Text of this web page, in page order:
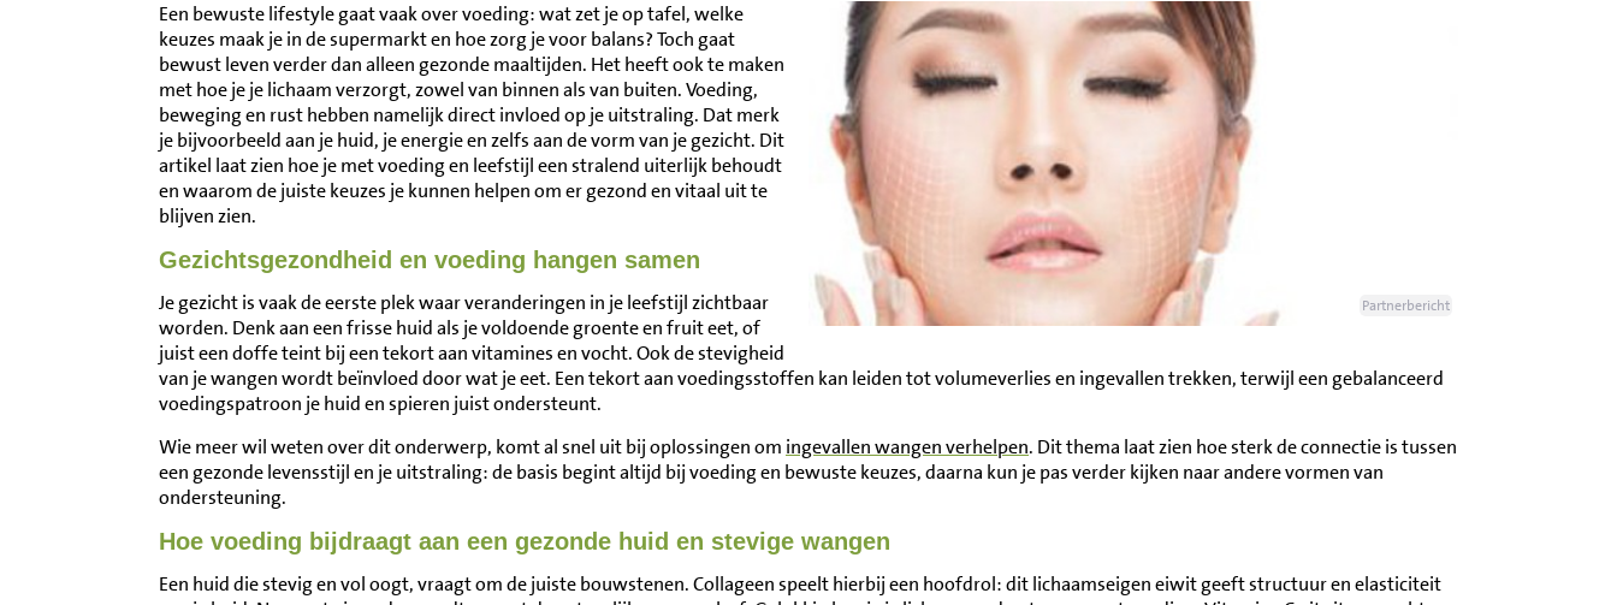
Informatie
Disclaimer
Partnerbericht
Een bewuste lifestyle gaat vaak over voeding: wat zet je op tafel, welke
keuzes maak je in de supermarkt en hoe zorg je voor balans? Toch gaat
bewust leven verder dan alleen gezonde maaltijden. Het heeft ook te maken
met hoe je je lichaam verzorgt, zowel van binnen als van buiten. Voeding,
beweging en rust hebben namelijk direct invloed op je uitstraling. Dat merk
je bijvoorbeeld aan je huid, je energie en zelfs aan de vorm van je gezicht. Dit
artikel laat zien hoe je met voeding en leefstijl een stralend uiterlijk behoudt
en waarom de juiste keuzes je kunnen helpen om er gezond en vitaal uit te
blijven zien.
Gezichtsgezondheid en voeding hangen samen
Je gezicht is vaak de eerste plek waar veranderingen in je leefstijl zichtbaar
worden. Denk aan een frisse huid als je voldoende groente en fruit eet, of
juist een doffe teint bij een tekort aan vitamines en vocht. Ook de stevigheid
van je wangen wordt beïnvloed door wat je eet. Een tekort aan voedingsstoffen kan leiden tot volumeverlies en ingevallen trekken, terwijl een gebalanceerd
voedingspatroon je huid en spieren juist ondersteunt.
Wie meer wil weten over dit onderwerp, komt al snel uit bij oplossingen om ingevallen wangen verhelpen. Dit thema laat zien hoe sterk de connectie is tussen
een gezonde levensstijl en je uitstraling: de basis begint altijd bij voeding en bewuste keuzes, daarna kun je pas verder kijken naar andere vormen van
ondersteuning.
Hoe voeding bijdraagt aan een gezonde huid en stevige wangen
Een huid die stevig en vol oogt, vraagt om de juiste bouwstenen. Collageen speelt hierbij een hoofdrol: dit lichaamseigen eiwit geeft structuur en elasticiteit